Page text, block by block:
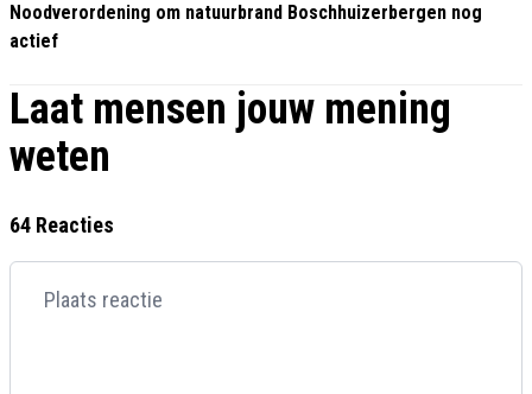
Noodverordening om natuurbrand Boschhuizerbergen nog
actief
Laat mensen jouw mening
weten
64 Reacties